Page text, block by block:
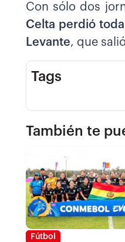
Con sólo dos
Celta perdió
Levante, que
Tags
También te
Fútbol